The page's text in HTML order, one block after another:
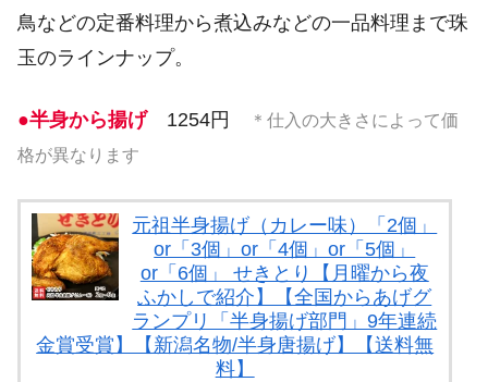
鳥などの定番料理から煮込みなどの一品料理まで珠
玉のラインナップ。
●半身から揚げ1254円
＊仕入の大きさによって価
格が異なります
元祖半身揚げ（カレー味）「2個」
or「3個」or「4個」or「5個」
or「6個」 せきとり【月曜から夜
ふかしで紹介】【全国からあげグ
ランプリ「半身揚げ部門」9年連続
金賞受賞】【新潟名物/半身唐揚げ】【送料無
料】